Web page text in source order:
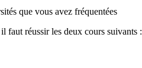
que vous avez fréquentées
faut réussir les deux cours suivants :